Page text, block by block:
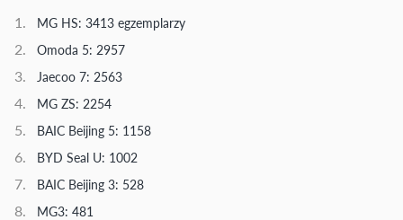
MG HS: 3413 egzemplarzy
Omoda 5: 2957
Jaecoo 7: 2563
MG ZS: 2254
BAIC Beijing 5: 1158
BYD Seal U: 1002
BAIC Beijing 3: 528
MG3: 481